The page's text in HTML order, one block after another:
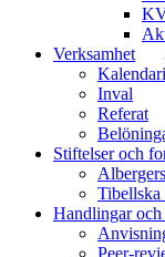
Verksamhet
Inval
Referat
Stiftelser och
Tibellska
Handlingar
Peer-